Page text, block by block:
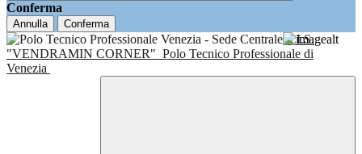
Conferma
Annulla Conferma
I.I.S.
"VENDRAMIN CORNER" Polo Tecnico Professionale di
Venezia